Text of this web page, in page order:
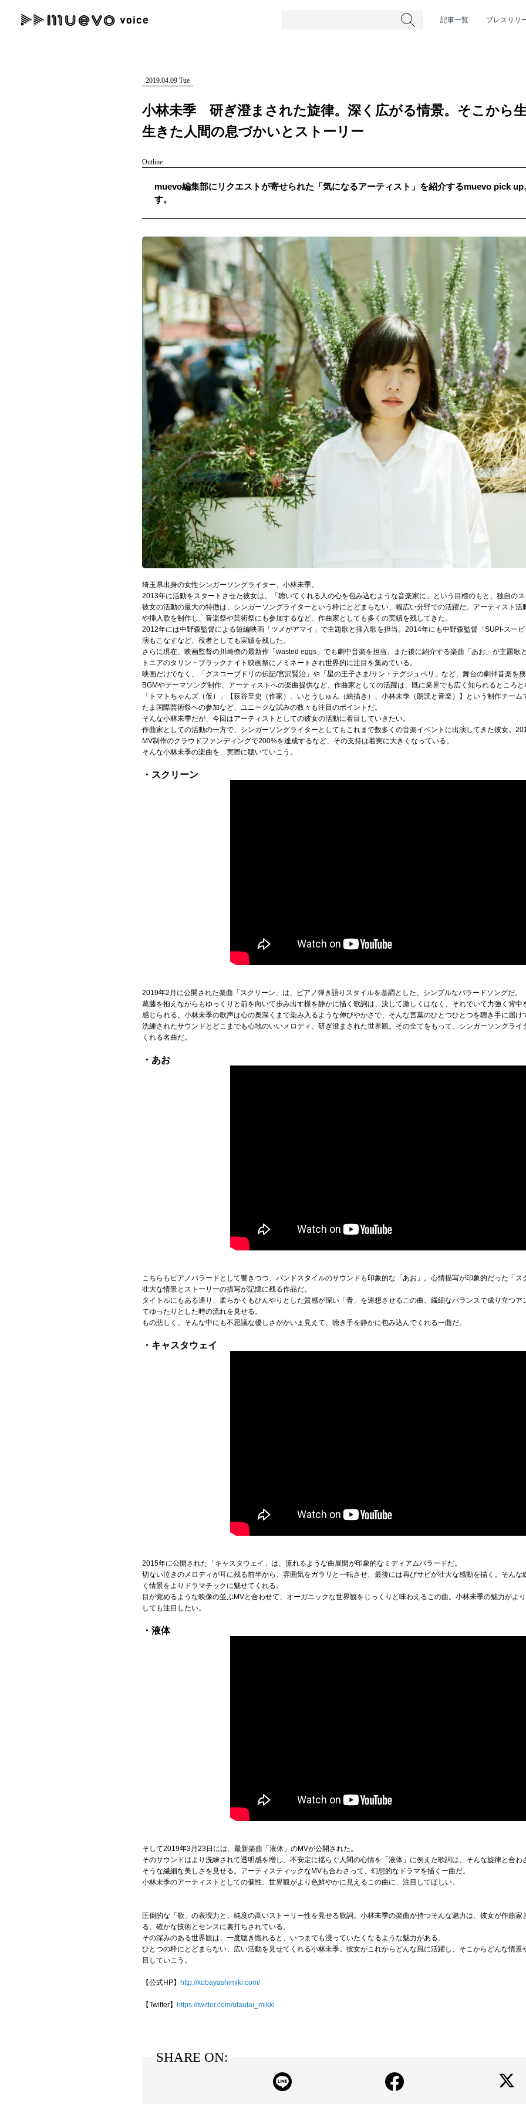
記事一覧 プレスリリ
#ロック #男性シンガー #HR/HM #女性シンガー #ヒップホップ #男性シンガーグループ
"読者の声を形にする”音楽特化メディア
2019.04.09 Tue
小林未季 研ぎ澄まされた旋律。深く広がる情景。そこから生
生きた人間の息づかいとストーリー
Outline
muevo編集部にリクエストが寄せられた「気になるアーティスト」を紹介するmuevo pick
す。
埼玉県出身の女性シンガーソングライター、小林未季。
2013年に活動をスタートさせた彼女は、「聴いてくれる人の心を包み込むような音楽家に」という目標のもと、独自のス
彼女の活動の最大の特徴は、シンガーソングライターという枠にとどまらない、幅広い分野での活躍だ。アーティスト
や挿入歌を制作し、音楽祭や芸術祭にも参加するなど、作曲家としても多くの実績を残してきた。
2012年には中野森監督による短編映画「ツメがアマイ」で主題歌と挿入歌を担当。2014年にも中野森監督「SUPI-スー
演もこなすなど、役者としても実績を残した。
さらに現在、映画監督の川崎僚の最新作「wasted eggs」でも劇中音楽を担当、また後に紹介する楽曲「あお」が主題歌
トニアのタリン・ブラックナイト映画祭にノミネートされ世界的に注目を集めている。
映画だけでなく、「グスコーブドリの伝記/宮沢賢治」や「星の王子さま/サン・テグジュペリ」など、舞台の劇伴音楽を
BGMやテーマソング制作、アーティストへの楽曲提供など、作曲家としての活躍は、既に業界でも広く知られるところと
「トマトちゃんズ（仮）」【萩谷至史（作家）、いとうしゅん（絵描き）、小林未季（朗読と音楽）】という制作チー
たま国際芸術祭への参加など、ユニークな試みの数々も注目のポイントだ。
そんな小林未季だが、今回はアーティストとしての彼女の活動に着目していきたい。
作曲家としての活動の一方で、シンガーソングライターとしてもこれまで数多くの音楽イベントに出演してきた彼女。
MV制作のクラウドファンディングで200%を達成するなど、その支持は着実に大きくなっている。
そんな小林未季の楽曲を、実際に聴いていこう。
・スクリーン
2019年2月に公開された楽曲「スクリーン」は、ピアノ弾き語りスタイルを基調とした、シンプルなバラードソングだ。
葛藤を抱えながらもゆっくりと前を向いて歩み出す様を静かに描く歌詞は、決して激しくはなく、それでいて力強く背
感じられる。小林未季の歌声は心の奥深くまで染み入るような伸びやかさで、そんな言葉のひとつひとつを聴き手に届け
洗練されたサウンドとどこまでも心地のいいメロディ、研ぎ澄まされた世界観。その全てをもって、シンガーソングラ
くれる名曲だ。
・あお
こちらもピアノバラードとして響きつつ、バンドスタイルのサウンドも印象的な「あお」。心情描写が印象的だった「ス
壮大な情景とストーリーの描写が記憶に残る作品だ。
タイトルにもある通り、柔らかくもひんやりとした質感が深い「青」を連想させるこの曲。繊細なバランスで成り立つ
てゆったりとした時の流れを見せる。
もの悲しく、そんな中にも不思議な優しさがかいま見えて、聴き手を静かに包み込んでくれる一曲だ。
・キャスタウェイ
2015年に公開された「キャスタウェイ」は、流れるような曲展開が印象的なミディアムバラードだ。
切ない泣きのメロディが耳に残る前半から、雰囲気をガラリと一転させ、最後には再びサビが壮大な感動を描く。そん
く情景をよりドラマチックに魅せてくれる。
目が覚めるような映像の並ぶMVと合わせて、オーガニックな世界観をじっくりと味わえるこの曲。小林未季の魅力がよ
しても注目したい。
・液体
そして2019年3月23日には、最新楽曲「液体」のMVが公開された。
そのサウンドはより洗練されて透明感を増し、不安定に揺らぐ人間の心情を「液体」に例えた歌詞は、そんな旋律と合
そうな繊細な美しさを見せる。アーティスティックなMVも合わさって、幻想的なドラマを描く一曲だ。
小林未季のアーティストとしての個性、世界観がより色鮮やかに見えるこの曲に、注目してほしい。
圧倒的な「歌」の表現力と、純度の高いストーリー性を見せる歌詞。小林未季の楽曲が持つそんな魅力は、彼女が作曲家
る、確かな技術とセンスに裏打ちされている。
その深みのある世界観は、一度聴き惚れると、いつまでも浸っていたくなるような魅力がある。
ひとつの枠にとどまらない、広い活動を見せてくれる小林未季。彼女がこれからどんな風に活躍し、そこからどんな情
目していこう。
【公式HP】 http://kobayashimiki.com/
【Twitter】 https://twitter.com/utautai_mikki
SHARE ON: